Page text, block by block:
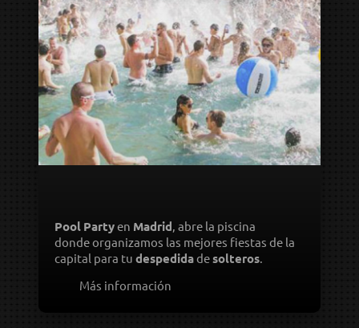
Pool Partyen Madrid, abre la piscina
donde organizamos las mejores fiestas de la
capital para tu despedidadesolteros.
Más información